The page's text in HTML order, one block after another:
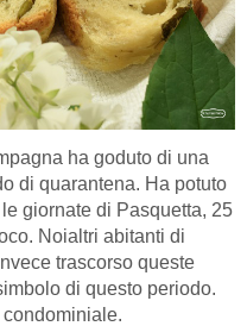
ha goduto di una
di quarantena. Ha potuto
giornate di Pasquetta, 25
Noialtri abitanti di
trascorso queste
di questo periodo.